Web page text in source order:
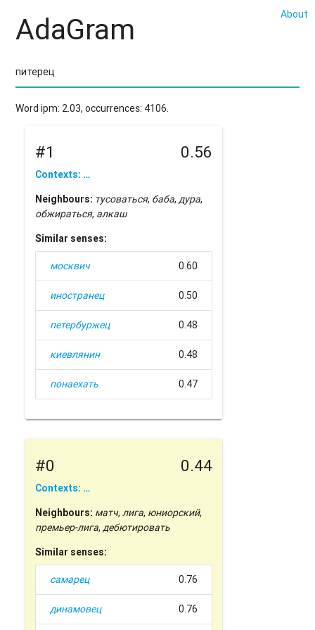
About
AdaGram
Word ipm: 2.03, occurrences: 4106.
#1 0.56
Contexts: …
Neighbours: тусоваться, баба,дура,
обжираться, алкаш
Similar senses:
москвич 0.60
иностранец 0.50
петербуржец 0.48
киевлянин 0.48
понаехать 0.47
#0 0.44
Contexts: …
Neighbours: матч,лига, юниорский,
премьер-лига,дебютировать
Similar senses:
самарец 0.76
динамовец 0.76